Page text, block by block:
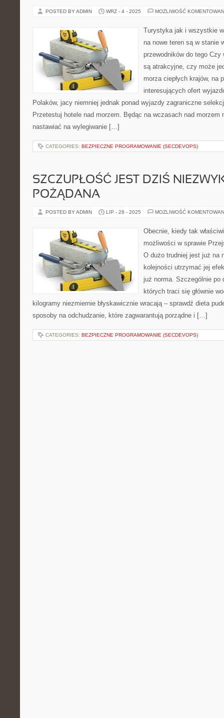
POSTED BY ADMIN WRZ - 4 - 2025 MOŻLIWOŚĆ
Turystyka jak i wszystkie
na nowe teren są w stanie
przewodników do tego
są atrakcyjne, czy może
morza ciepłych krajów, na
interesujących ofert
Polaków, jacy niemniej jednak ponad wyjazdy zagraniczne
Przetestuj hotele nad morzem. Będąc na wczasach nad morzem
nastawiać na wylegiwanie […]
CATEGORIES: BEZPIECZNE PROGRAMOWANIE (SECDEVOPS)
SZCZUPŁOŚĆ JEST DZIŚ
POŻĄDANA
POSTED BY ADMIN LIP - 28 - 2025 MOŻLIWOŚĆ
Obecnie, kiedy tak
możliwości w sprawie
O dużo trudniej jest już na
kolejności utrzymać jej
już norma. Szczególnie po
których traci się głównie
kilogramy niezmiernie błyskawicznie wracają – sprawdź dieta
sposoby na odchudzanie, które zagwarantują porządne i […]
CATEGORIES: BEZPIECZNE PROGRAMOWANIE (SECDEVOPS)